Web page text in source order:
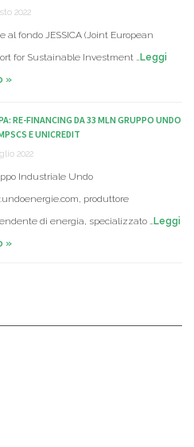
2022
al fondo JESSICA (Joint European
for Sustainable Investment …Leggi
»
RE-FINANCING DA 33 MLN GRUPPO UNDO
E UNICREDIT
2022
Industriale Undo
produttore
di energia, specializzato …Leggi
»